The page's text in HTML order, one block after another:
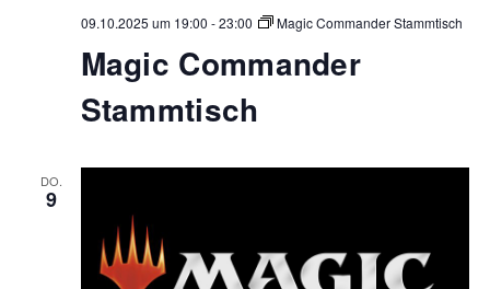
09.10.2025 um 19:00 -23:00 Magic Commander Stammtisch
Magic Commander
Stammtisch
DO.
9